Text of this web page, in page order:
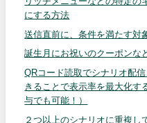
にする方法
送信直前に、条件を満たす対
誕生月にお祝いのクーポンな
QRコード読取でシナリオ配
きることで表示率を最大化す
与でも可能！）
２つ以上のシナリオに重複し